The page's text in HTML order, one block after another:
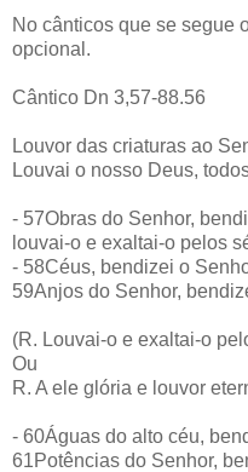
No cânticos que se segue
opcional.
Cântico Dn 3,57-88.56
Louvor das criaturas ao
Louvai o nosso Deus,
- 57Obras do Senhor,
louvai-o e exaltai-o pelos
- 58Céus, bendizei o
59Anjos do Senhor,
(R. Louvai-o e exaltai-o
Ou
R. A ele glória e louvor
- 60Águas do alto céu,
61Potências do Senhor,